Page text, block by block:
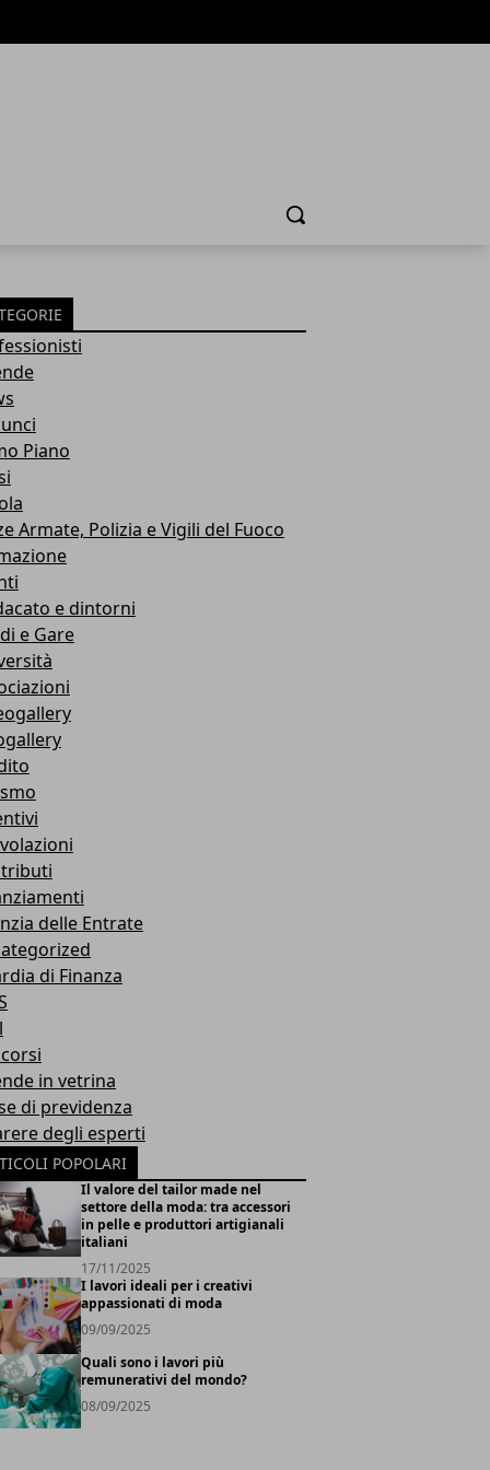
Cerca
Piano
Armate, Polizia e Vigili del Fuoco
e dintorni
e Gare
delle Entrate
di Finanza
in vetrina
di previdenza
degli esperti
POPOLARI
Il valore del tailor made nel
settore della moda: tra accessori
in pelle e produttori artigianali
italiani
17/11/2025
I lavori ideali per i creativi
appassionati di moda
09/09/2025
Quali sono i lavori più
remunerativi del mondo?
08/09/2025